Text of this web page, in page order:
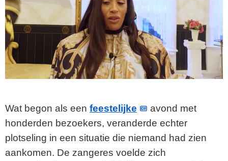
Wat begon als een feestelijke
avond met
honderden bezoekers, veranderde echter
plotseling in een situatie die niemand had zien
aankomen. De zangeres voelde zich